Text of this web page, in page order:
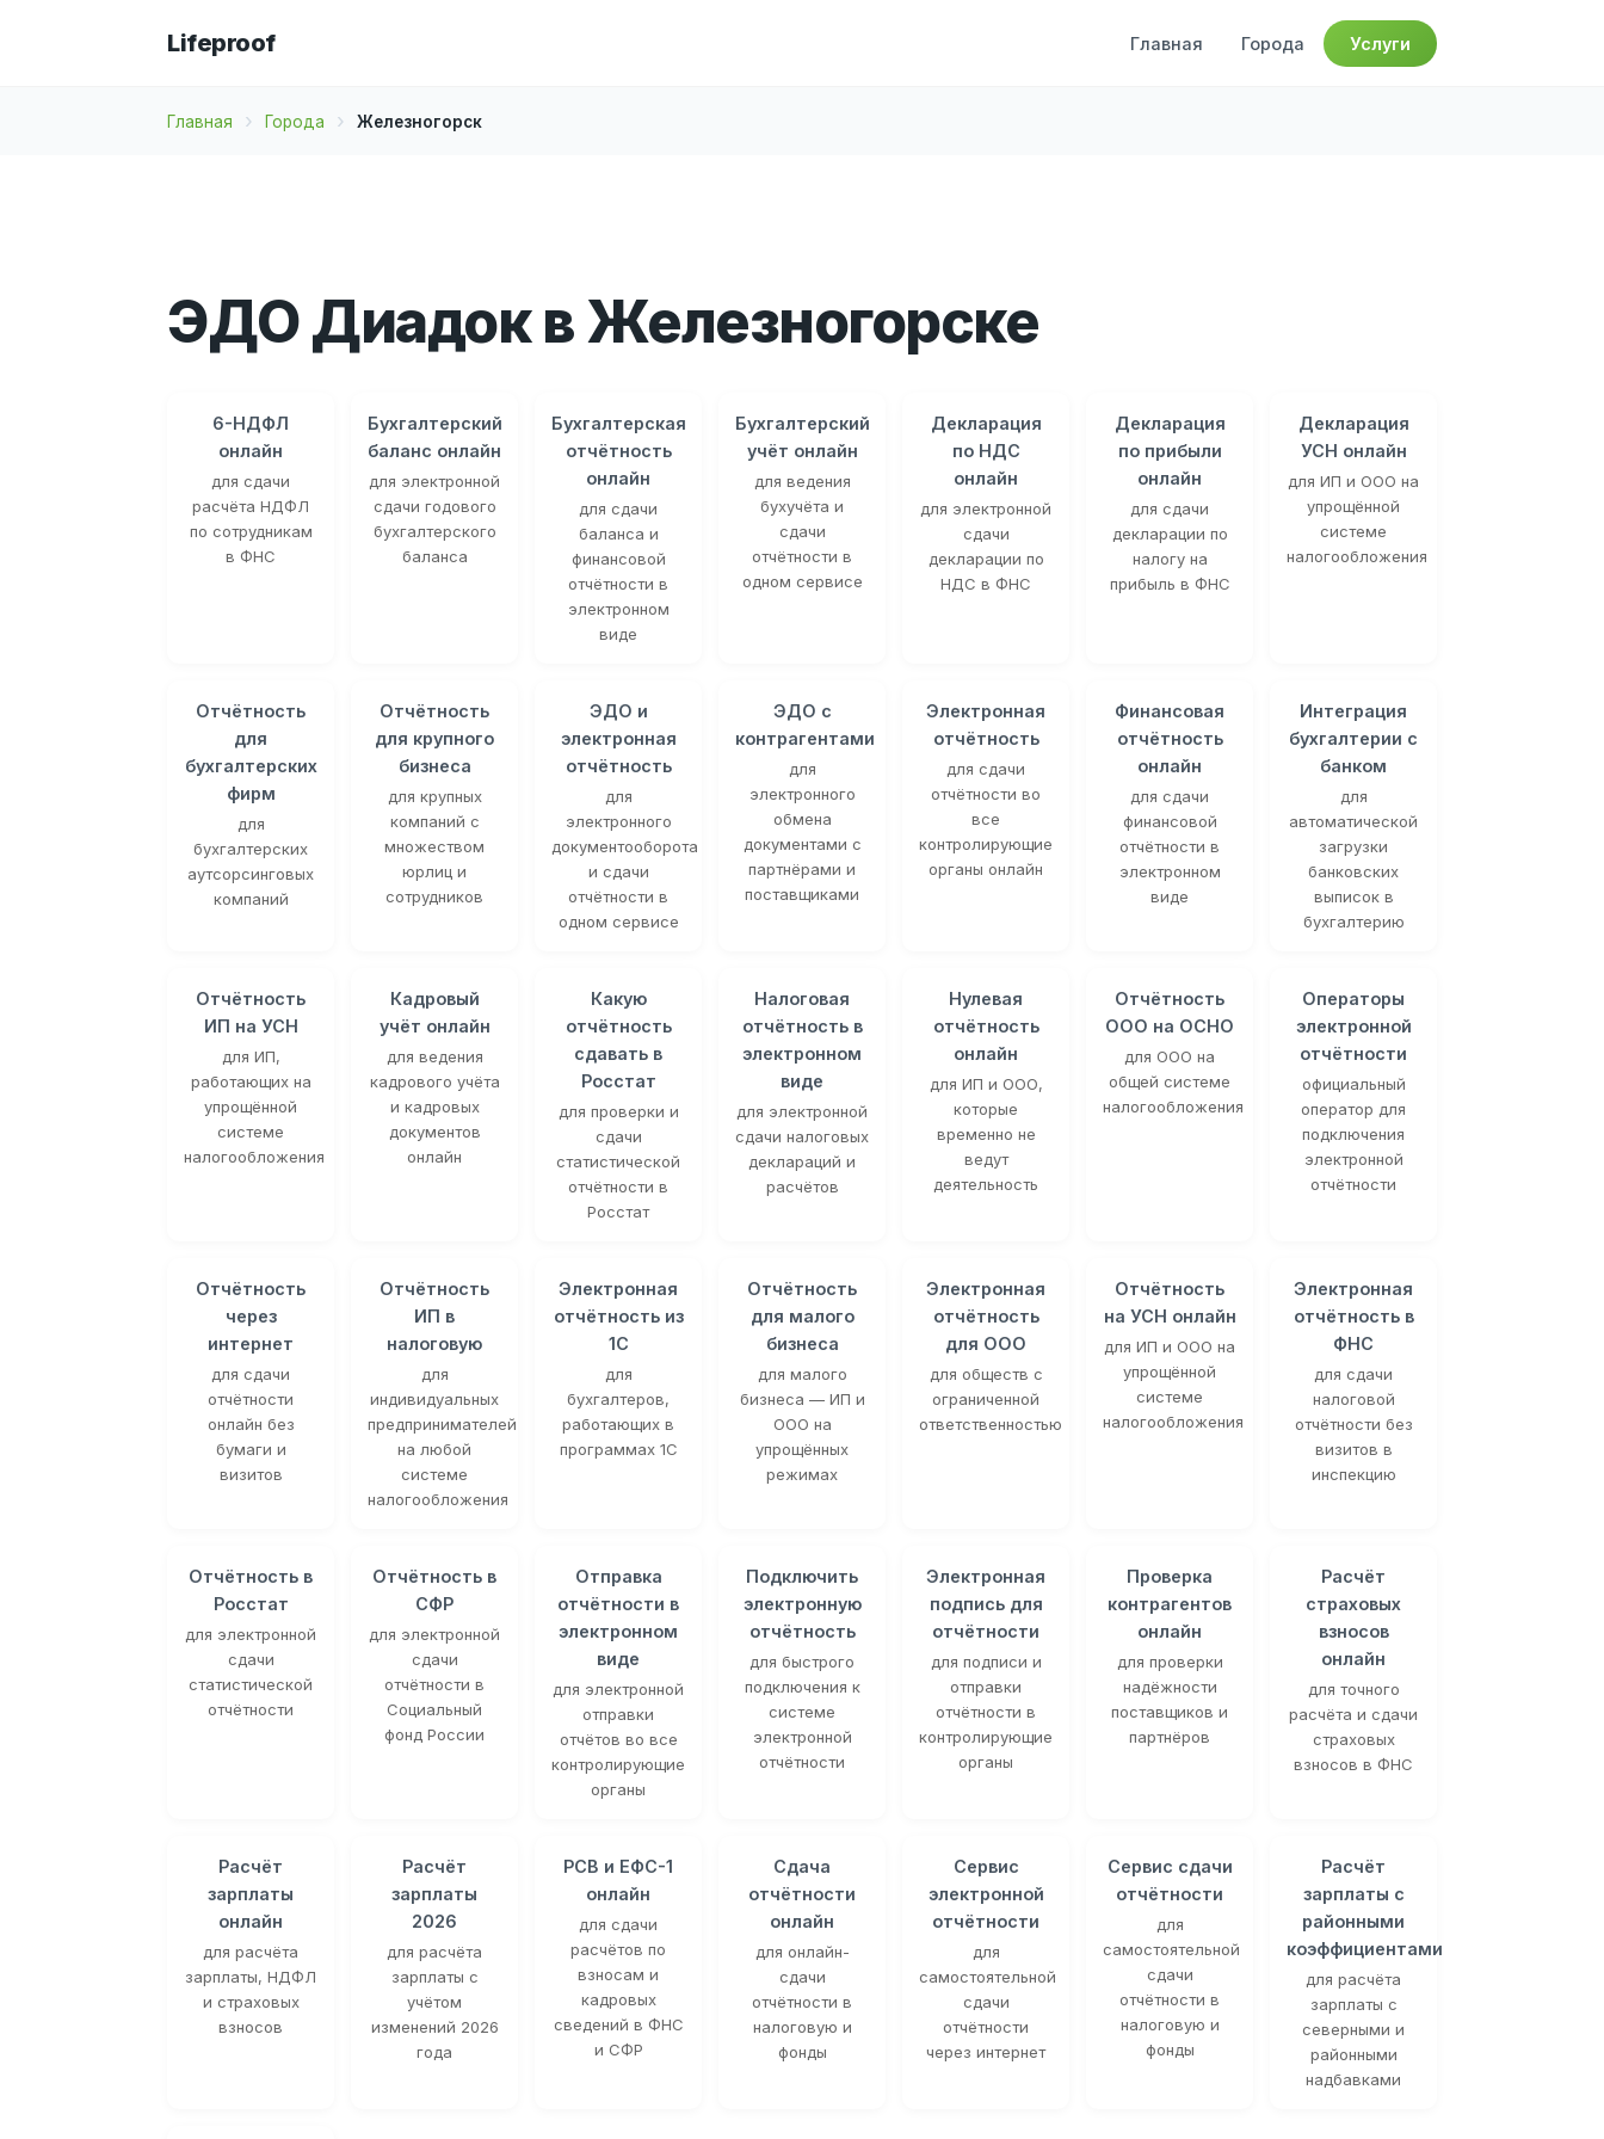
Lifeproof Главная Города Услуги
Главная Города Железногорск
ЭДО Диадок в Железногорске
6-НДФЛ
онлайн
для сдачи
расчёта НДФЛ
по сотрудникам
в ФНС
Бухгалтерский
баланс онлайн
для электронной
сдачи годового
бухгалтерского
баланса
Бухгалтерская
отчётность
онлайн
для сдачи
баланса и
финансовой
отчётности в
электронном
виде
Бухгалтерский
учёт онлайн
для ведения
бухучёта и
сдачи
отчётности в
одном сервисе
Декларация
по НДС
онлайн
для электронной
сдачи
декларации по
НДС в ФНС
Декларация
по прибыли
онлайн
для сдачи
декларации по
налогу на
прибыль в ФНС
Декларация
УСН онлайн
для ИП и ООО на
упрощённой
системе
налогообложения
Отчётность
для
бухгалтерских
фирм
для
бухгалтерских
аутсорсинговых
компаний
Отчётность
для крупного
бизнеса
для крупных
компаний с
множеством
юрлиц и
сотрудников
ЭДО и
электронная
отчётность
для
электронного
документооборота
и сдачи
отчётности в
одном сервисе
ЭДО с
контрагентами
для
электронного
обмена
документами с
партнёрами и
поставщиками
Электронная
отчётность
для сдачи
отчётности во
все
контролирующие
органы онлайн
Финансовая
отчётность
онлайн
для сдачи
финансовой
отчётности в
электронном
виде
Интеграция
бухгалтерии с
банком
для
автоматической
загрузки
банковских
выписок в
бухгалтерию
Отчётность
ИП на УСН
для ИП,
работающих на
упрощённой
системе
налогообложения
Кадровый
учёт онлайн
для ведения
кадрового учёта
и кадровых
документов
онлайн
Какую
отчётность
сдавать в
Росстат
для проверки и
сдачи
статистической
отчётности в
Росстат
Налоговая
отчётность в
электронном
виде
для электронной
сдачи налоговых
деклараций и
расчётов
Нулевая
отчётность
онлайн
для ИП и ООО,
которые
временно не
ведут
деятельность
Отчётность
ООО на ОСНО
для ООО на
общей системе
налогообложения
Операторы
электронной
отчётности
официальный
оператор для
подключения
электронной
отчётности
Отчётность
через
интернет
для сдачи
отчётности
онлайн без
бумаги и
визитов
Отчётность
ИП в
налоговую
для
индивидуальных
предпринимателей
на любой
системе
налогообложения
Электронная
отчётность из
1С
для
бухгалтеров,
работающих в
программах 1С
Отчётность
для малого
бизнеса
для малого
бизнеса — ИП и
ООО на
упрощённых
режимах
Электронная
отчётность
для ООО
для обществ с
ограниченной
ответственностью
Отчётность
на УСН онлайн
для ИП и ООО на
упрощённой
системе
налогообложения
Электронная
отчётность в
ФНС
для сдачи
налоговой
отчётности без
визитов в
инспекцию
Отчётность в
Росстат
для электронной
сдачи
статистической
отчётности
Отчётность в
СФР
для электронной
сдачи
отчётности в
Социальный
фонд России
Отправка
отчётности в
электронном
виде
для электронной
отправки
отчётов во все
контролирующие
органы
Подключить
электронную
отчётность
для быстрого
подключения к
системе
электронной
отчётности
Электронная
подпись для
отчётности
для подписи и
отправки
отчётности в
контролирующие
органы
Проверка
контрагентов
онлайн
для проверки
надёжности
поставщиков и
партнёров
Расчёт
страховых
взносов
онлайн
для точного
расчёта и сдачи
страховых
взносов в ФНС
Расчёт
зарплаты
онлайн
для расчёта
зарплаты, НДФЛ
и страховых
взносов
Расчёт
зарплаты
2026
для расчёта
зарплаты с
учётом
изменений 2026
года
РСВ и ЕФС-1
онлайн
для сдачи
расчётов по
взносам и
кадровых
сведений в ФНС
и СФР
Сдача
отчётности
онлайн
для онлайн-
сдачи
отчётности в
налоговую и
фонды
Сервис
электронной
отчётности
для
самостоятельной
сдачи
отчётности
через интернет
Сервис сдачи
отчётности
для
самостоятельной
сдачи
отчётности в
налоговую и
фонды
Расчёт
зарплаты с
районными
коэффициентами
для расчёта
зарплаты с
северными и
районными
надбавками